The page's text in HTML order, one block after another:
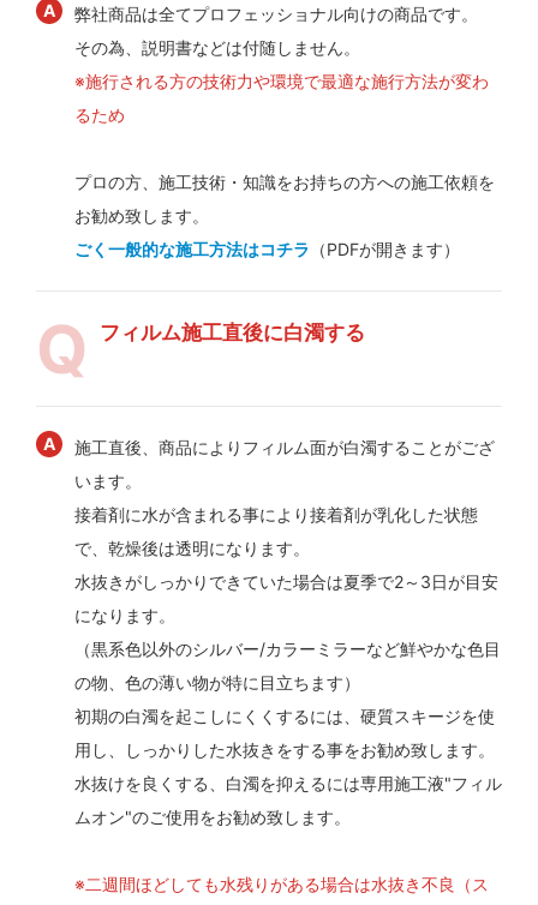
弊社商品は全てプロフェッショナル向けの商品です。
その為、説明書などは付随しません。
※施行される方の技術力や環境で最適な施行方法が変わ
るため
プロの方、施工技術・知識をお持ちの方への施工依頼を
お勧め致します。
ごく一般的な施工方法はコチラ （PDFが開きます）
フィルム施工直後に白濁する
施工直後、商品によりフィルム面が白濁することがござ
います。
接着剤に水が含まれる事により接着剤が乳化した状態
で、乾燥後は透明になります。
水抜きがしっかりできていた場合は夏季で2～3日が目安
になります。
（黒系色以外のシルバー/カラーミラーなど鮮やかな色目
の物、色の薄い物が特に目立ちます）
初期の白濁を起こしにくくするには、硬質スキージを使
用し、しっかりした水抜きをする事をお勧め致します。
水抜けを良くする、白濁を抑えるには専用施工液"フィル
ムオン"のご使用をお勧め致します。
※二週間ほどしても水残りがある場合は水抜き不良（ス